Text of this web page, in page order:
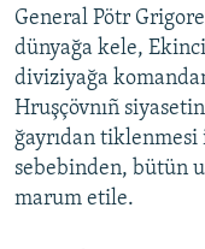
General Pötr
dünyağa kele,
diviziyağa
Hruşçövnıñ
ğayrıdan
sebebinden, bütün
marum etile.